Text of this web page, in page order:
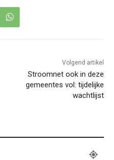
Volgend artikel
Stroomnet ook in deze
gemeentes vol: tijdelijke
wachtlijst